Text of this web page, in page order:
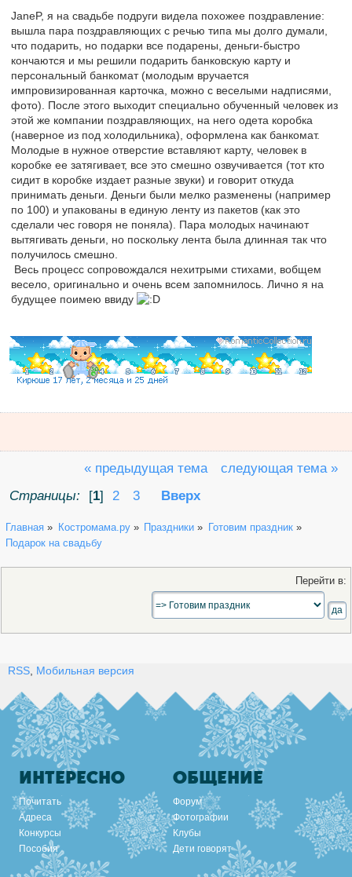
JaneP, я на свадьбе подруги видела похожее поздравление:
вышла пара поздравляющих с речью типа мы долго думали,
что подарить, но подарки все подарены, деньги-быстро
кончаются и мы решили подарить банковскую карту и
персональный банкомат (молодым вручается
импровизированная карточка, можно с веселыми надписями,
фото). После этого выходит специально обученный человек из
этой же компании поздравляющих, на него одета коробка
(наверное из под холодильника), оформлена как банкомат.
Молодые в нужное отверстие вставляют карту, человек в
коробке ее затягивает, все это смешно озвучивается (тот кто
сидит в коробке издает разные звуки) и говорит откуда
принимать деньги. Деньги были мелко разменены (например
по 100) и упакованы в единую ленту из пакетов (как это
сделали чес говоря не поняла). Пара молодых начинают
вытягивать деньги, но поскольку лента была длинная так что
получилось смешно.
Весь процесс сопровождался нехитрыми стихами, вобщем
весело, оригинально и очень всем запомнилось. Лично я на
будущее поимею ввиду
« предыдущая тема
следующая тема »
Страницы:
[1] 2 3 Вверх
Главная » Костромама.ру» Праздники » Готовим праздник»
Подарок на свадьбу
Перейти в:
RSS Мобильная версия
ИНТЕРЕСНО
Почитать
Адреса
Конкурсы
Пособия
ОБЩЕНИЕ
Форум
Фотографии
Клубы
Дети говорят